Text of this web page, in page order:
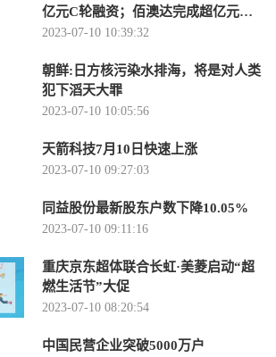
亿元C轮融资；佰澳达完成超亿元新
一轮融资
2023-07-10 10:39:32
朝鲜:日方核污染水排海，将是对人类
犯下滔天大罪
2023-07-10 10:05:56
天箭科技7月10日快速上涨
2023-07-10 09:27:03
同益股份最新股东户数下降10.05%
2023-07-10 09:11:16
重庆京东超体联合长虹·美菱启动“超
燃生活节”大促
2023-07-10 08:20:54
中国民营企业突破5000万户